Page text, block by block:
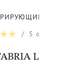
/ 5 отзывов
LABS